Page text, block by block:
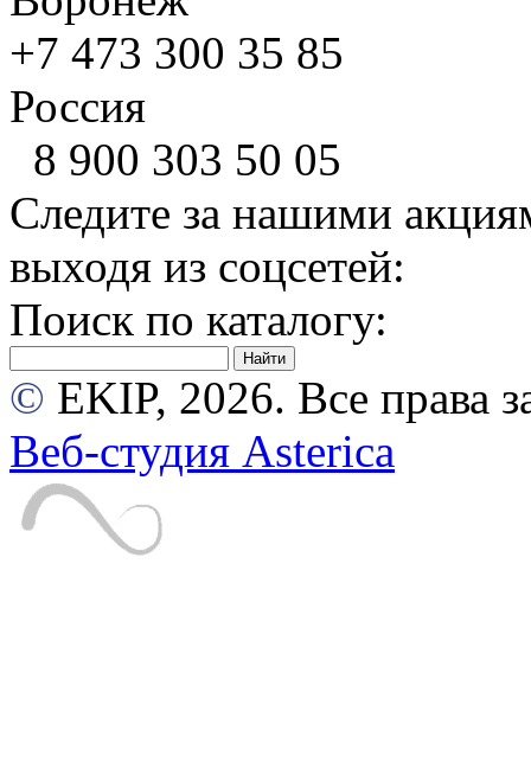
+7 473 300 35 85
Россия
8 900 303 50 05
Следите за нашими
выходя из соцсетей:
Поиск по каталогу:
© EKIP, 2026. Все права
Веб-студия Asterica